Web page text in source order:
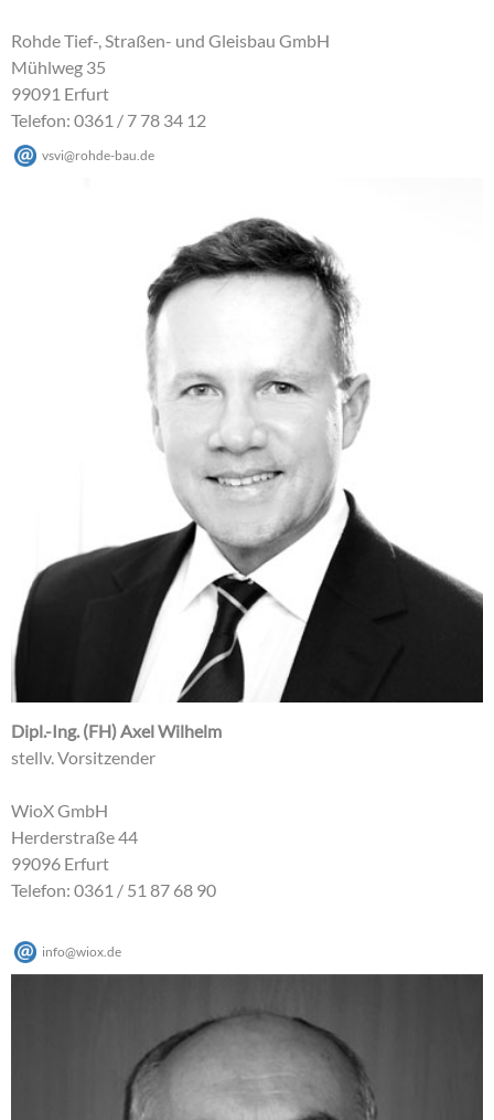
Rohde Tief-, Straßen- und Gleisbau GmbH
Mühlweg 35
99091 Erfurt
Telefon: 0361 / 7 78 34 12
vsvi@rohde-bau de
Dipl.-Ing. (FH) Axel Wilhelm
stellv. Vorsitzender
WioX GmbH
Herderstraße 44
99096 Erfurt
Telefon: 0361 / 51 87 68 90
info@wiox.de